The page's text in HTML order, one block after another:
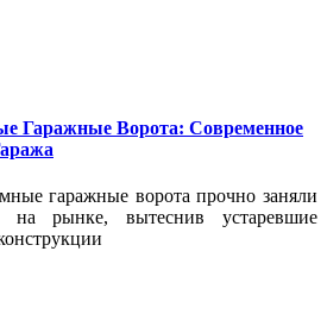
Гаражные Ворота: Современное
гаражные ворота прочно заняли
на рынке, вытеснив устаревшие